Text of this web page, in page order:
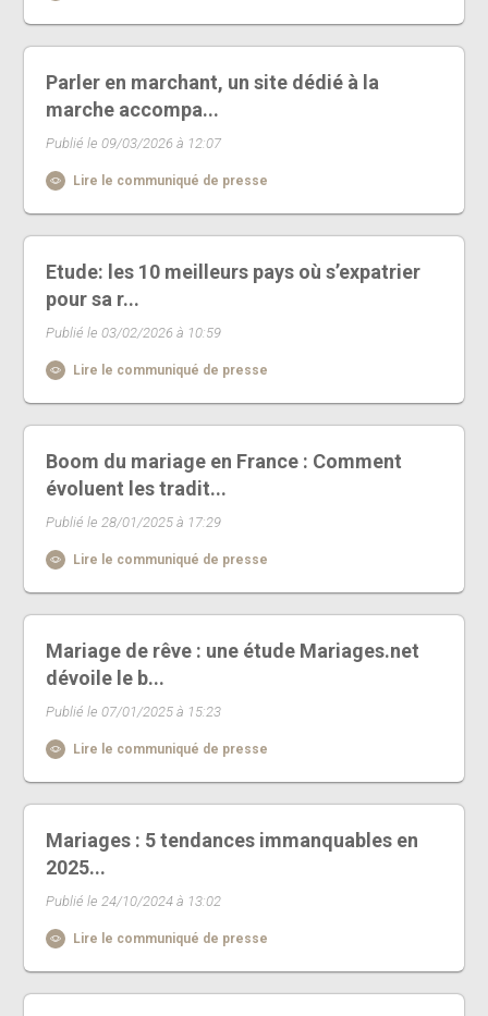
Parler en marchant, un site dédié à la
marche accompa...
Publié le 09/03/2026 à 12:07
Lire le communiqué de presse
Etude: les 10 meilleurs pays où s’expatrier
pour sa r...
Publié le 03/02/2026 à 10:59
Lire le communiqué de presse
Boom du mariage en France : Comment
évoluent les tradit...
Publié le 28/01/2025 à 17:29
Lire le communiqué de presse
Mariage de rêve : une étude Mariages.net
dévoile le b...
Publié le 07/01/2025 à 15:23
Lire le communiqué de presse
Mariages : 5 tendances immanquables en
2025...
Publié le 24/10/2024 à 13:02
Lire le communiqué de presse